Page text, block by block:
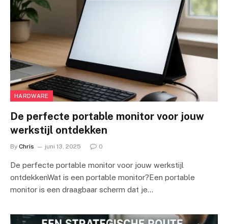
HARDWARE
De perfecte portable monitor voor jouw
werkstijl ontdekken
By Chris juni 13, 2025 0
De perfecte portable monitor voor jouw werkstijl
ontdekkenWat is een portable monitor?Een portable
monitor is een draagbaar scherm dat je…